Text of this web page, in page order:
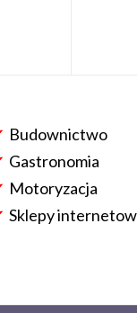
Budownictwo
Gastronomia
Motoryzacja
Sklepy